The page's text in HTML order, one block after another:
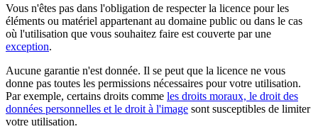
Vous n'êtes pas dans l'obligation de respecter la licence pour les
éléments ou matériel appartenant au domaine public ou dans le cas
où l'utilisation que vous souhaitez faire est couverte par une
exception.
Aucune garantie n'est donnée. Il se peut que la licence ne vous
donne pas toutes les permissions nécessaires pour votre utilisation.
Par exemple, certains droits comme les droits moraux, le droit des
données personnelles et le droit à l'image sont susceptibles de limiter
votre utilisation.